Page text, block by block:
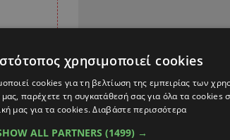
χρησιμοποιεί cookies
cookies για τη βελτίωση της εμπειρίας των
παρέχετε τη συγκατάθεσή σας για όλα τα cookies
μας για τα cookies.Διαβάστε περισσότερα
ALL PARTNERS (1499) →